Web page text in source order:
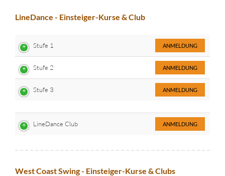
LineDance - Einsteiger-Kurse & Club
Stufe 1 ANMELDUNG
Stufe 2 ANMELDUNG
Stufe 3 ANMELDUNG
LineDance Club ANMELDUNG
West Coast Swing - Einsteiger-Kurse & Clubs